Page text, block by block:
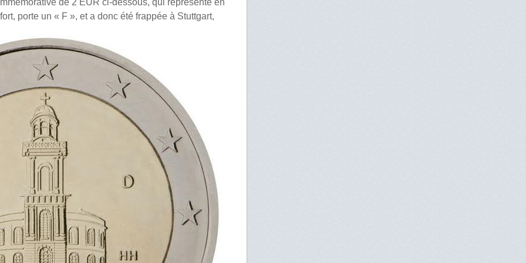
de 2 EUR ci-dessous, qui représente en
porte un « F », et a donc été frappée à Stuttgart,